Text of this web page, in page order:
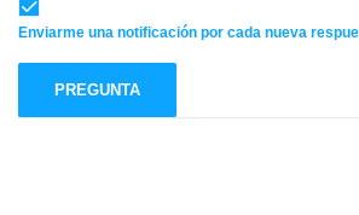
Enviarme una notificación por cada nueva